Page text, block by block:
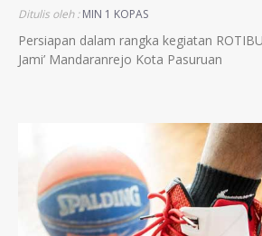
Ditulis oleh :MIN 1 KOPAS
Persiapan dalam rangka kegiatan
Jami’ Mandaranrejo Kota Pasuruan